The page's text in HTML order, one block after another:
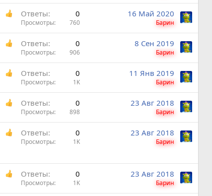
Ответы 0
Просмотры 760
16 Май 2020
Барин
Ответы 0
Просмотры 906
8 Сен 2019
Барин
Ответы 0
Просмотры 1K
11 Янв 2019
Барин
Ответы 0
Просмотры 898
23 Авг 2018
Барин
Ответы 0
Просмотры 1K
23 Авг 2018
Барин
Ответы 0
Просмотры 1K
23 Авг 2018
Барин